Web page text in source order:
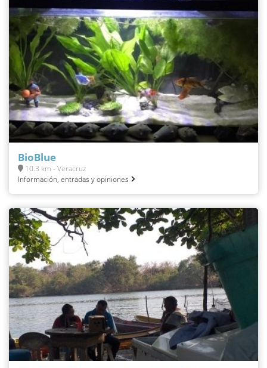
BioBlue
10.3 km - Veracruz
Información, entradas y opiniones